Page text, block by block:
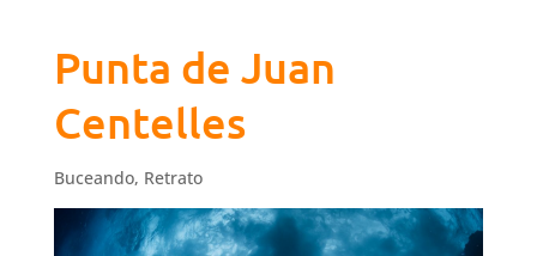
Punta de Juan
Centelles
Buceando, Retrato